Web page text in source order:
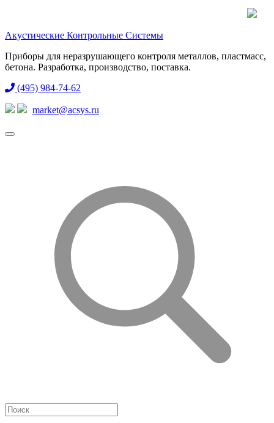
Акустические Контрольные Системы
Приборы для неразрушающего контроля металлов, пластмасс,
бетона. Разработка, производство, поставка.
(495) 984-74-62
market@acsys.ru
Toggle